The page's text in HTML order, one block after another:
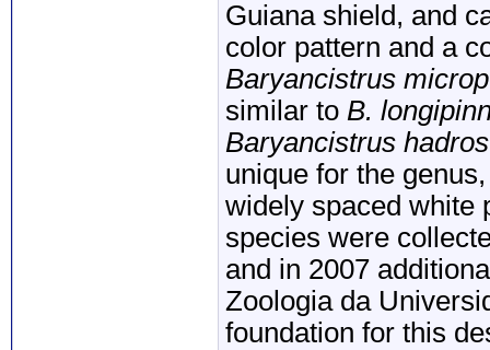
Guiana shield, and
color pattern and a
Baryancistrus
similar to B.
Baryancistrus
unique for the
widely spaced white
species were
and in 2007
Zoologia da
foundation for this